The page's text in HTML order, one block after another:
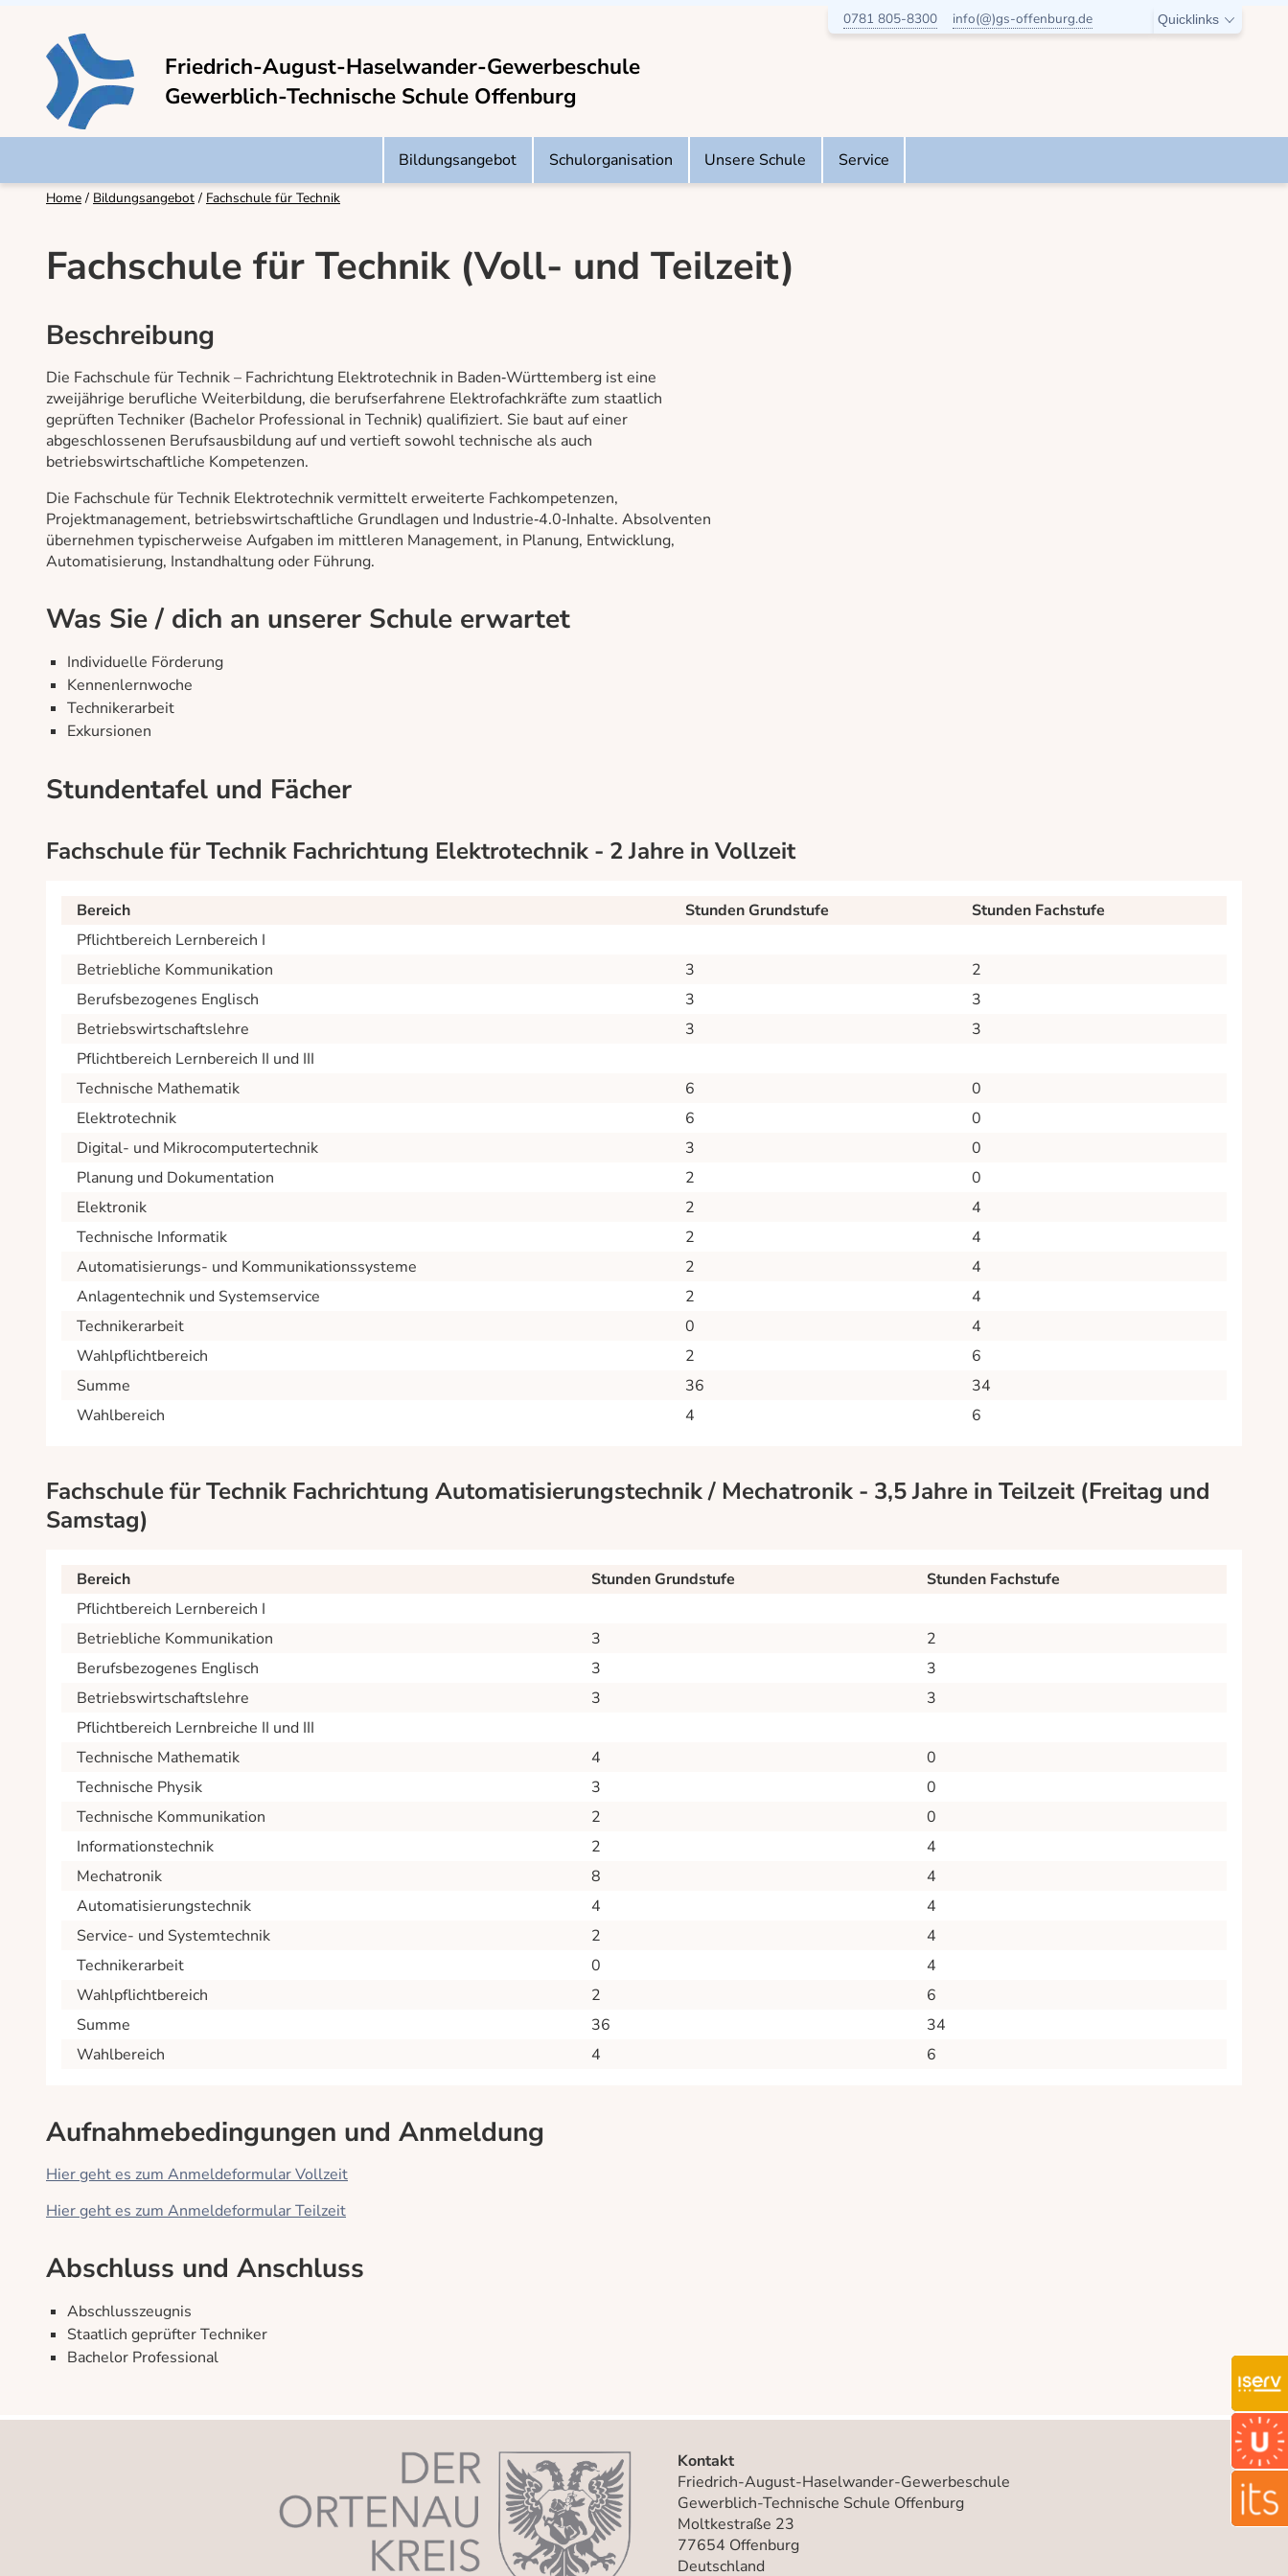
0781 805-8300 info(@)gs-offenburg.de Quicklinks
Friedrich-August-Haselwander-Gewerbeschule
Gewerblich-Technische Schule Offenburg
Bildungsangebot Schulorganisation Unsere Schule Service
Home Bildungsangebot Fachschule für Technik
Fachschule für Technik (Voll- und Teilzeit)
Beschreibung
Die Fachschule für Technik – Fachrichtung Elektrotechnik in Baden‑Württemberg ist eine
zweijährige berufliche Weiterbildung, die berufserfahrene Elektrofachkräfte zum staatlich
geprüften Techniker (Bachelor Professional in Technik) qualifiziert. Sie baut auf einer
abgeschlossenen Berufsausbildung auf und vertieft sowohl technische als auch
betriebswirtschaftliche Kompetenzen.
Die Fachschule für Technik Elektrotechnik vermittelt erweiterte Fachkompetenzen,
Projektmanagement, betriebswirtschaftliche Grundlagen und Industrie‑4.0‑Inhalte. Absolventen
übernehmen typischerweise Aufgaben im mittleren Management, in Planung, Entwicklung,
Automatisierung, Instandhaltung oder Führung.
Was Sie / dich an unserer Schule erwartet
Individuelle Förderung
Kennenlernwoche
Technikerarbeit
Exkursionen
Stundentafel und Fächer
Fachschule für Technik Fachrichtung Elektrotechnik - 2 Jahre in Vollzeit
Bereich Stunden Grundstufe
Stunden Fachstufe
Pflichtbereich Lernbereich I
Betriebliche Kommunikation
3
2
Berufsbezogenes Englisch
3
3
Betriebswirtschaftslehre
3
3
Pflichtbereich Lernbereich II und III
Technische Mathematik
6
0
Elektrotechnik
6
0
Digital- und Mikrocomputertechnik
3
0
Planung und Dokumentation
2
0
Elektronik
2
4
Technische Informatik
2
4
Automatisierungs- und Kommunikationssysteme
2
4
Anlagentechnik und Systemservice
2
4
Technikerarbeit
0
4
Wahlpflichtbereich
2
6
Summe
36
34
Wahlbereich
4 6
Fachschule für Technik Fachrichtung Automatisierungstechnik / Mechatronik - 3,5 Jahre in Teilzeit (Freitag und
Samstag)
Bereich Stunden Grundstufe
Stunden Fachstufe
Pflichtbereich Lernbereich I
Betriebliche Kommunikation
3
2
Berufsbezogenes Englisch
3
3
Betriebswirtschaftslehre
3
3
Pflichtbereich Lernbreiche II und III
Technische Mathematik
4
0
Technische Physik
3
0
Technische Kommunikation
2
0
Informationstechnik
2
4
Mechatronik
8
4
Automatisierungstechnik
4
4
Service- und Systemtechnik
2
4
Technikerarbeit
0
4
Wahlpflichtbereich
2
6
Summe
36
34
Wahlbereich
4 6
Aufnahmebedingungen und Anmeldung
Hier geht es zum Anmeldeformular Vollzeit
Hier geht es zum Anmeldeformular Teilzeit
Abschluss und Anschluss
Abschlusszeugnis
Staatlich geprüfter Techniker
Bachelor Professional
Kontakt
Friedrich-August-Haselwander-Gewerbeschule
Gewerblich-Technische Schule Offenburg
Moltkestraße 23
77654 Offenburg
Deutschland